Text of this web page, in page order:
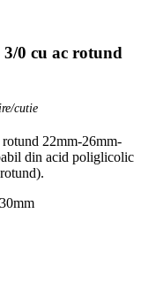
0 cu ac rotund
cutie
22mm-26mm-
din acid poliglicolic